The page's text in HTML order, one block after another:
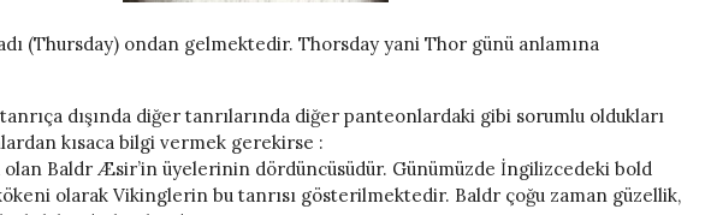
(Thursday) ondan gelmektedir. Thorsday yani Thor günü anlamına
dışında diğer tanrılarında diğer panteonlardaki gibi sorumlu oldukları
kısaca bilgi vermek gerekirse :
olan Baldr Æsir’in üyelerinin dördüncüsüdür. Günümüzde İngilizcedeki bold
olarak Vikinglerin bu tanrısı gösterilmektedir. Baldr çoğu zaman güzellik,